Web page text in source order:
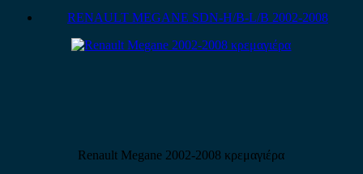
RENAULT MEGANE SDN-H/B-L/B 2002-2008
Renault Megane 2002-2008 κρεμαγιέρα